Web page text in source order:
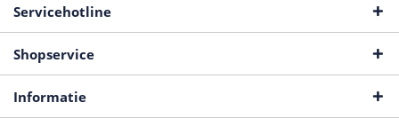
Servicehotline
Shopservice
Informatie